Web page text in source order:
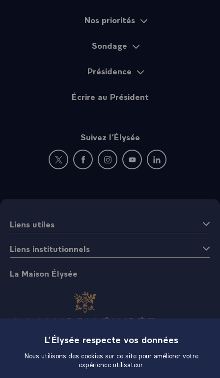
Nos priorités
Sondage
Présidence
Écrire au Président
Suivez l’Élysée
Nouvelle fenêtre : rejoignez-nous sur Twitter
Nouvelle fenêtre : rejoignez-nous sur
Nouvelle fenêtre : rejoignez-nous
Nouvelle fenêtre :
Nouvelle fenêtre :
Liens utiles
Liens institutionnels
La Maison Élysée
Boutique
L’Élysée respecte vos données
Nous utilisons des cookies sur ce site pour améliorer votre
expérience utilisateur.